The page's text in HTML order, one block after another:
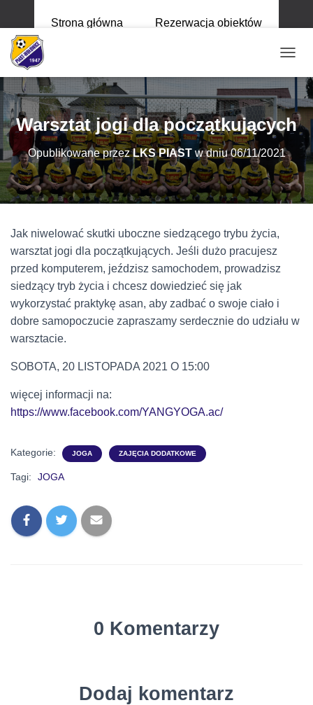
Strona główna Rezerwacja obiektów
R
Z
Ł
Ą
Z
N
A
W
Warsztat jogi dla początkujących
Opublikowane przezLKS PIASTw dniu06/11/2021
Jak niwelować skutki uboczne siedzącego trybu życia,
warsztat jogi dla początkujących. Jeśli dużo pracujesz
przed komputerem, jeździsz samochodem, prowadzisz
siedzący tryb życia i chcesz dowiedzieć się jak
wykorzystać praktykę asan, aby zadbać o swoje ciało i
dobre samopoczucie zapraszamy serdecznie do udziału w
warsztacie.
SOBOTA, 20 LISTOPADA 2021 O 15:00
więcej informacji na:
https://www.facebook.com/YANGYOGA.ac/
Kategorie: JOGA ZAJĘCIA DODATKOWE
Tagi: JOGA
0 Komentarzy
Dodaj komentarz